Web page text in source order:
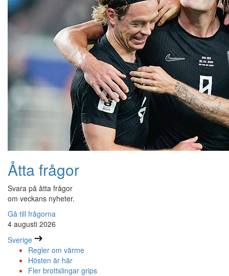
Åtta frågor
Svara på åtta frågor
om veckans nyheter.
Gå till frågorna
4 augusti 2026
Sverige
Regler om värme
Hösten är här
Fler brottslingar grips